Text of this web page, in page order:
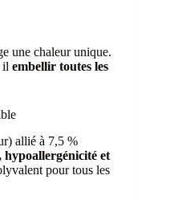
une chaleur unique.
il embellir toutes les
allié à 7,5 %
hypoallergénicité et
pour tous les